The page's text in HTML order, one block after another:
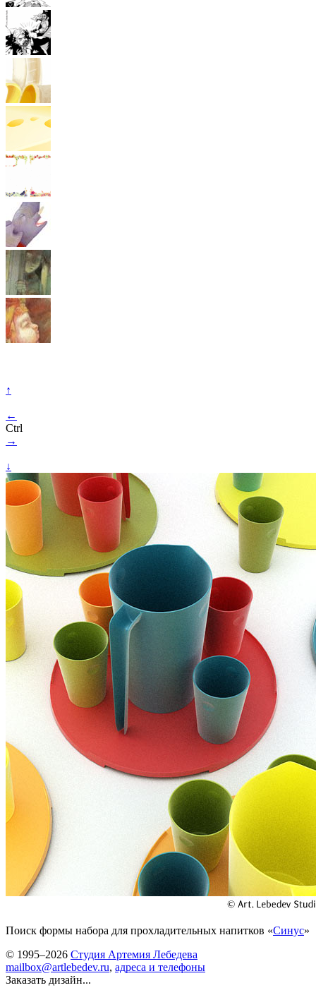
↑
←
Ctrl
→
↓
Поиск формы набора для прохладительных напитков «Синус»
© 1995–2026 Студия Артемия Лебедева
mailbox@artlebedev.ru, адреса и телефоны
Заказать дизайн...